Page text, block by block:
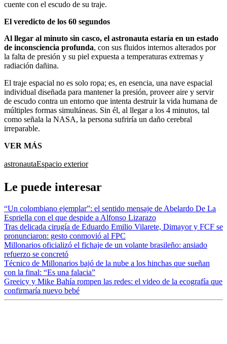
cuente con el escudo de su traje.
El veredicto de los 60 segundos
Al llegar al minuto sin casco, el astronauta estaría en un estado
de inconsciencia profunda, con sus fluidos internos alterados por
la falta de presión y su piel expuesta a temperaturas extremas y
radiación dañina.
El traje espacial no es solo ropa; es, en esencia, una nave espacial
individual diseñada para mantener la presión, proveer aire y servir
de escudo contra un entorno que intenta destruir la vida humana de
múltiples formas simultáneas. Sin él, al llegar a los 4 minutos, tal
como señala la NASA, la persona sufriría un daño cerebral
irreparable.
VER MÁS
astronautaEspacio exterior
Le puede interesar
“Un colombiano ejemplar”: el sentido mensaje de Abelardo De La
Espriella con el que despide a Alfonso Lizarazo
Tras delicada cirugía de Eduardo Emilio Vilarete, Dimayor y FCF se
pronunciaron: gesto conmovió al FPC
Millonarios oficializó el fichaje de un volante brasileño: ansiado
refuerzo se concretó
Técnico de Millonarios bajó de la nube a los hinchas que sueñan
con la final: “Es una falacia”
Greeicy y Mike Bahía rompen las redes: el video de la ecografía que
confirmaría nuevo bebé